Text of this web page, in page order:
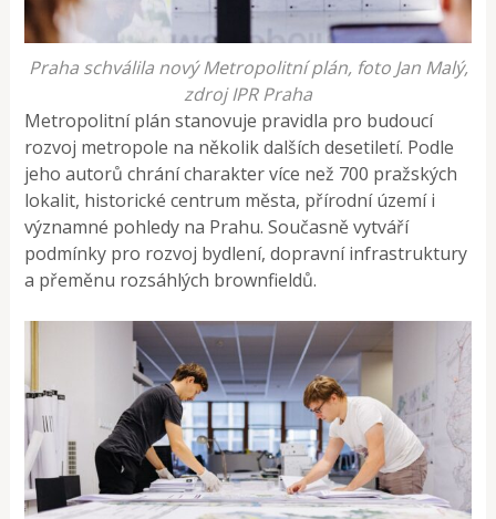
Praha schválila nový Metropolitní plán, foto Jan Malý,
zdroj IPR Praha
Metropolitní plán stanovuje pravidla pro budoucí
rozvoj metropole na několik dalších desetiletí. Podle
jeho autorů chrání charakter více než 700 pražských
lokalit, historické centrum města, přírodní území i
významné pohledy na Prahu. Současně vytváří
podmínky pro rozvoj bydlení, dopravní infrastruktury
a přeměnu rozsáhlých brownfieldů.